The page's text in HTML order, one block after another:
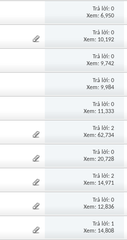
Trả lời: 0
Xem: 6,950
Trả lời: 0
Xem: 10,192
Trả lời: 0
Xem: 9,742
Trả lời: 0
Xem: 9,984
Trả lời: 0
Xem: 11,333
Trả lời: 2
Xem: 62,734
Trả lời: 0
Xem: 20,728
Trả lời: 2
Xem: 14,971
Trả lời: 0
Xem: 12,836
Trả lời: 1
Xem: 14,808